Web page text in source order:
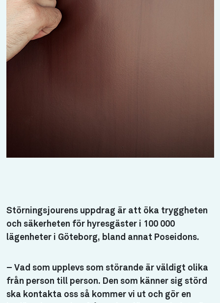
Störningsjourens uppdrag är att öka tryggheten
och säkerheten för hyresgäster i 100 000
lägenheter i Göteborg, bland annat Poseidons.
– Vad som upplevs som störande är väldigt olika
från person till person. Den som känner sig störd
ska kontakta oss så kommer vi ut och gör en